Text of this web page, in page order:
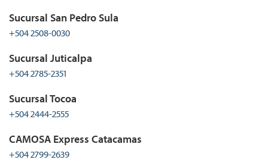
Sucursal San Pedro Sula
+504 2508-0030
Sucursal Juticalpa
+504 2785-2351
Sucursal Tocoa
+504 2444-2555
CAMOSA Express Catacamas
+504 2799-2639